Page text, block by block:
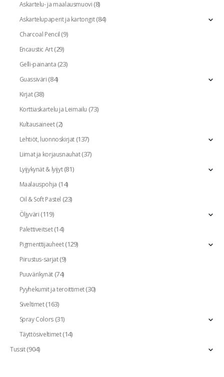
Askartelu- ja maalausmuovi(8)
Askartelupaperit ja kartongit(84)
Charcoal Pencil(9)
Encaustic Art(29)
Gelli-painanta(23)
Guassiväri(84)
Kirjat(38)
Korttiaskartelu ja Leimailu (73)
Kultausaineet(2)
Lehtiöt, luonnoskirjat(137)
Liimat ja korjausnauhat(37)
Lyijykynät & lyijyt(81)
Maalauspohja (14)
Oil & Soft Pastel (23)
Öljyväri(119)
Palettiveitset(14)
Pigmenttijauheet(129)
Piirustus-sarjat(9)
Puuvärikynät(74)
Pyyhekumit ja teroittimet(30)
Siveltimet(163)
Spray Colors(31)
Täyttösiveltimet(14)
Tussit(904)